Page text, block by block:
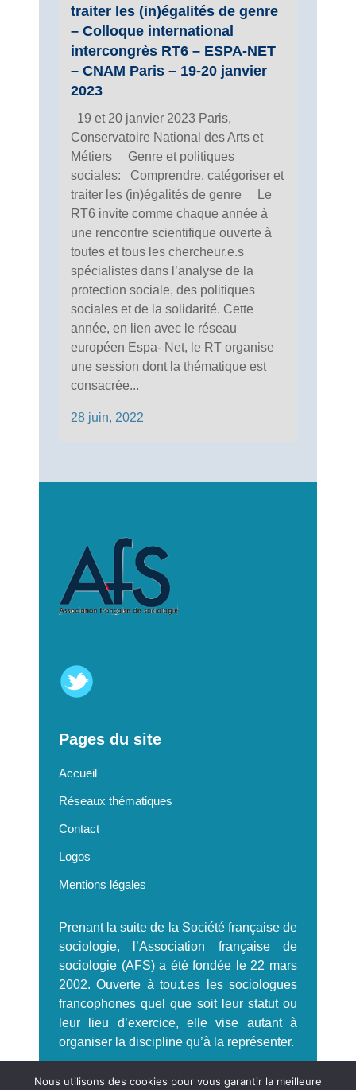
traiter les (in)égalités de genre
– Colloque international
intercongrès RT6 – ESPA-NET
– CNAM Paris – 19-20 janvier
2023
19 et 20 janvier 2023 Paris,
Conservatoire National des Arts et
Métiers Genre et politiques
sociales: Comprendre, catégoriser et
traiter les (in)égalités de genre Le
RT6 invite comme chaque année à
une rencontre scientifique ouverte à
toutes et tous les chercheur.e.s
spécialistes dans l’analyse de la
protection sociale, des politiques
sociales et de la solidarité. Cette
année, en lien avec le réseau
européen Espa- Net, le RT organise
une session dont la thématique est
consacrée...
28 juin, 2022
Pages du site
Accueil
Réseaux thématiques
Contact
Logos
Mentions légales
Prenant la suite de la Société française de
sociologie, l’Association française de
sociologie (AFS) a été fondée le 22 mars
2002. Ouverte à tou.t.es les sociologues
francophones quel que soit leur statut ou
leur lieu d’exercice, elle vise autant à
organiser la discipline qu’à la représenter.
S'incrire à la Newsletter AFS
Nous utilisons des cookies pour vous garantir la meilleure